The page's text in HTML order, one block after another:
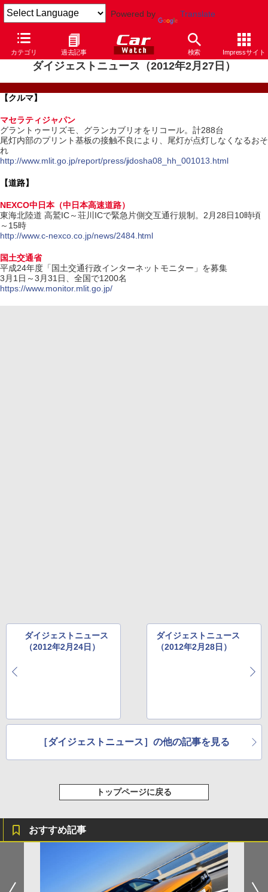
Powered by Translate
カテゴリ 過去記事 検索 Impressサイト
ダイジェストニュース（2012年2月27日）
【クルマ】
マセラティジャパン
グラントゥーリズモ、グランカブリオをリコール。計288台
尾灯内部のプリント基板の接触不良により、尾灯が点灯しなくなるおそ
れ
http://www.mlit.go.jp/report/press/jidosha08_hh_001013.html
【道路】
NEXCO中日本（中日本高速道路）
東海北陸道 高鷲IC～荘川ICで緊急片側交互通行規制。2月28日10時頃
～15時
http://www.c-nexco.co.jp/news/2484.html
国土交通省
平成24年度「国土交通行政インターネットモニター」を募集
3月1日～3月31日、全国で1200名
https://www.monitor.mlit.go.jp/
ダイジェストニュース
（2012年2月24日）
ダイジェストニュース
（2012年2月28日）
［ダイジェストニュース］の他の記事を見る
トップページに戻る
おすすめ記事